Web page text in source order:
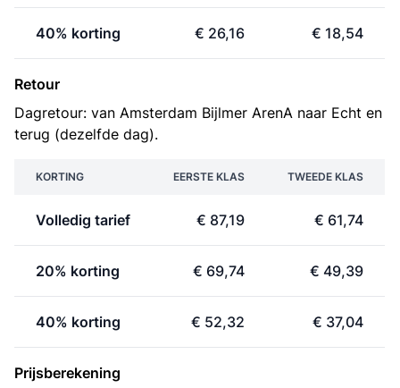
40% korting € 26,16 € 18,54
Retour
Dagretour: van Amsterdam Bijlmer ArenA naar Echt en
terug (dezelfde dag).
KORTING EERSTE KLAS TWEEDE KLAS
Volledig tarief € 87,19 € 61,74
20% korting € 69,74 € 49,39
40% korting € 52,32 € 37,04
Prijsberekening